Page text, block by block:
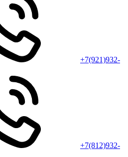
+7(921)932-
+7(812)932-